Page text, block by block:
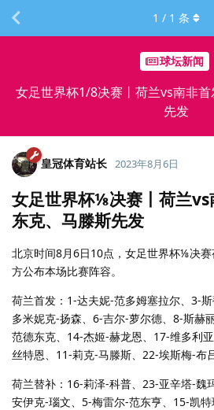
球坛新闻
女足世界杯1/8决赛丨荷兰vs南非
先发
1 / 1 条
皇冠体育站长 2023年8月6日
女足世界杯⅛决赛丨荷兰vs
东克、马滕斯先发
北京时间8月6日10点，女足世界杯⅛决
方公布本场比赛阵容。
荷兰首发：1-达夫妮-范多姆塞拉尔、3-
多米妮克-扬森、6-吉尔-萝尔德、8-斯赫
范德东克、14-杰姬-赫龙恩、17-维多利
丝特恩、11-莉克-马滕斯、22-埃斯梅-布
荷兰替补：16-莉泽-科普、23-亚辛塔-魏
安伊克-瑙文、5-梅雷尔-范东亨、15-凯